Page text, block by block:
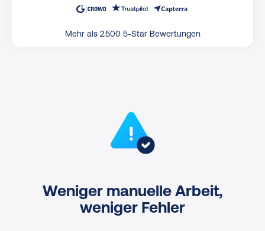
Mehr als 2.500 5-Star Bewertungen
Weniger manuelle Arbeit,
weniger Fehler